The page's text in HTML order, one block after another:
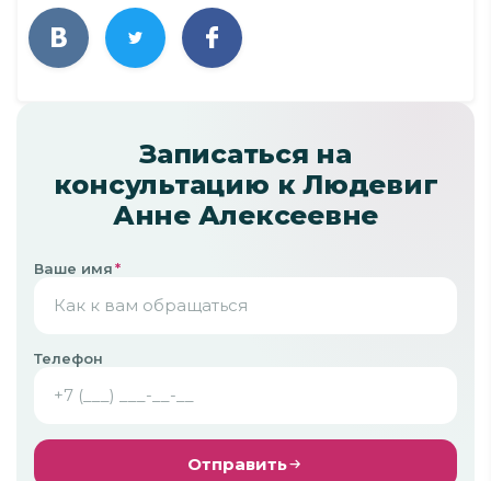
Записаться на
консультацию к Людевиг
Анне Алексеевне
Ваше имя*
Телефон
Отправить